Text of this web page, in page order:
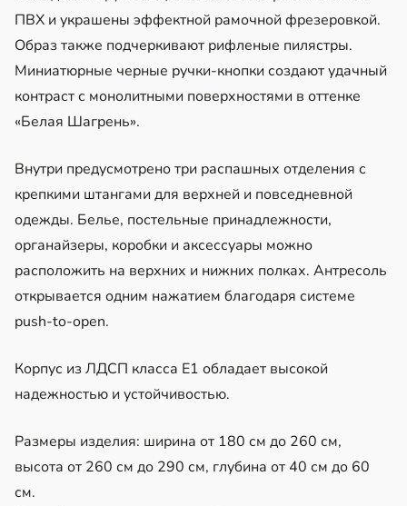
ПВХ и украшены эффектной рамочной фрезеровкой.
Образ также подчеркивают рифленые пилястры.
Миниатюрные черные ручки-кнопки создают удачный
контраст с монолитными поверхностями в оттенке
«Белая Шагрень».
Внутри предусмотрено три распашных отделения с
крепкими штангами для верхней и повседневной
одежды. Белье, постельные принадлежности,
органайзеры, коробки и аксессуары можно
расположить на верхних и нижних полках. Антресоль
открывается одним нажатием благодаря системе
push-to-open.
Корпус из ЛДСП класса Е1 обладает высокой
надежностью и устойчивостью.
Размеры изделия: ширина от 180 см до 260 см,
высота от 260 см до 290 см, глубина от 40 см до 60
см.